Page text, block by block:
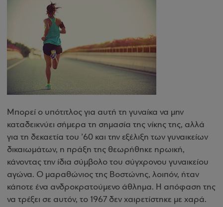
Μπορεί ο υπότιτλος για αυτή τη γυναίκα να μην
καταδεικνύει σήμερα τη σημασία της νίκης της, αλλά
για τη δεκαετία του ’60 και την εξέλιξη των γυναικείων
δικαιωμάτων, η πράξη της θεωρήθηκε ηρωική,
κάνοντας την ίδια σύμβολο του σύγχρονου γυναικείου
αγώνα. Ο μαραθώνιος της Βοστώνης, λοιπόν, ήταν
κάποτε ένα ανδροκρατούμενο άθλημα. Η απόφαση της
να τρέξει σε αυτόν, το 1967 δεν χαιρετίστηκε με χαρά.